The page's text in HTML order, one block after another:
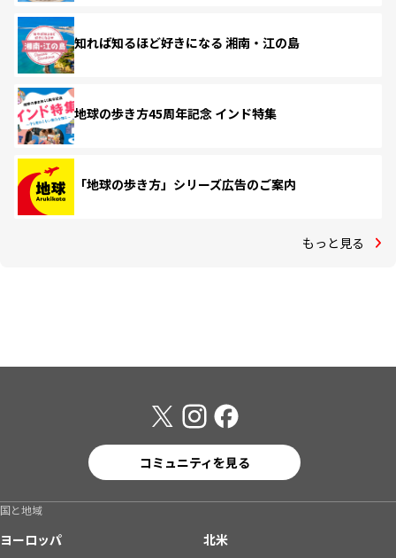
知れば知るほど好きになる 湘南・江の島
地球の歩き方45周年記念 インド特集
「地球の歩き方」シリーズ広告のご案内
もっと見る
コミュニティを見る
国と地域
ヨーロッパ
北米